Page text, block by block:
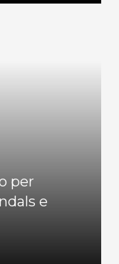
per
e